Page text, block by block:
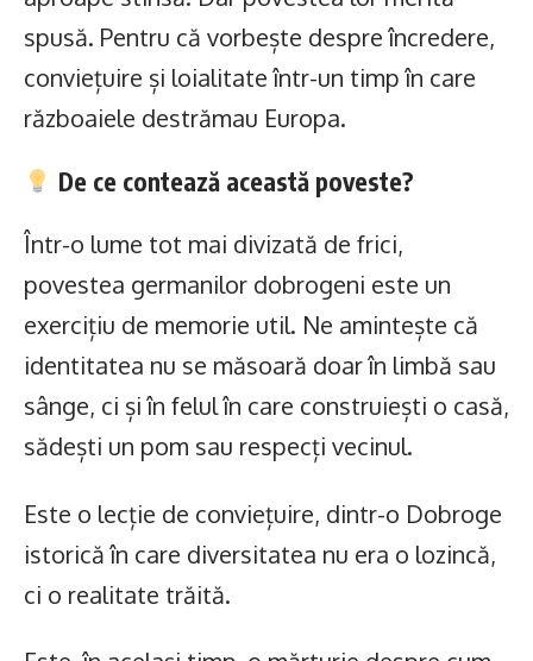
spusă. Pentru că vorbește despre încredere,
conviețuire și loialitate într-un timp în care
războaiele destrămau Europa.
De ce contează această poveste?
Într-o lume tot mai divizată de frici,
povestea germanilor dobrogeni este un
exercițiu de memorie util. Ne amintește că
identitatea nu se măsoară doar în limbă sau
sânge, ci și în felul în care construiești o casă,
sădești un pom sau respecți vecinul.
Este o lecție de conviețuire, dintr-o Dobroge
istorică în care diversitatea nu era o lozincă,
ci o realitate trăită.